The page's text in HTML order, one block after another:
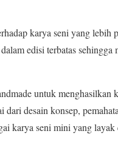
karya seni yang lebih
edisi terbatas
untuk menghasilkan
desain konsep,
karya seni mini yang